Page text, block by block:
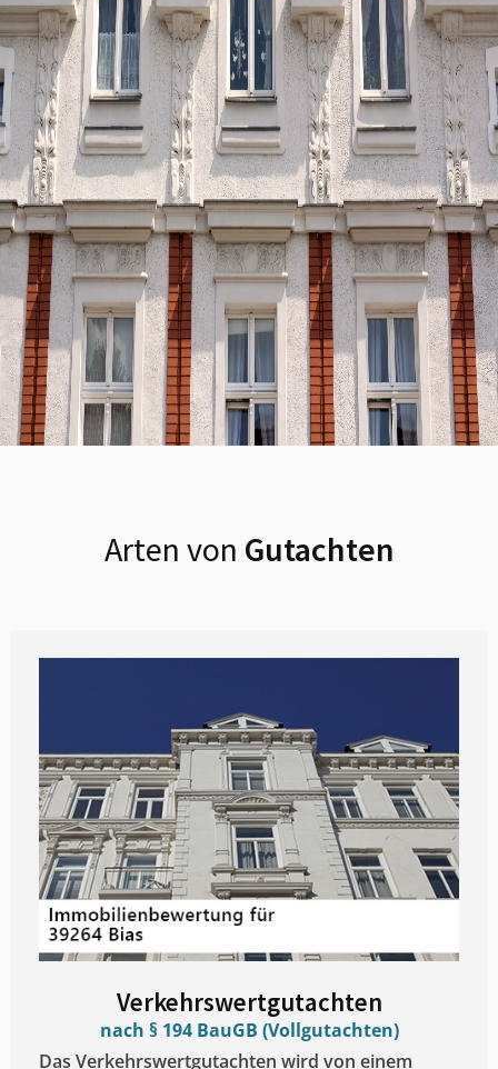
Arten von Gutachten
Verkehrswertgutachten
nach § 194 BauGB (Vollgutachten)
Das Verkehrswertgutachten wird von einem